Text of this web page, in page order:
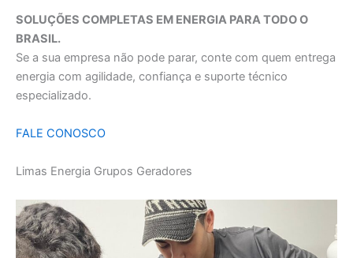
SOLUÇÕES COMPLETAS EM ENERGIA PARA TODO O
BRASIL.
Se a sua empresa não pode parar, conte com quem entrega
energia com agilidade, confiança e suporte técnico
especializado.
FALE CONOSCO
Limas Energia Grupos Geradores